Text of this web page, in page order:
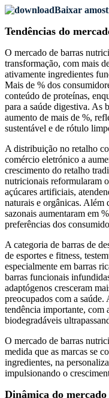
Baixar
Tendências do
O mercado de barras
transformação, com mais
ativamente ingredientes
Mais de % dos
conteúdo de proteínas,
para a saúde digestiva. As
aumento de mais de %,
sustentável e de rótulo
A distribuição no retalho
comércio eletrónico a
crescimento do retalho
nutricionais reformularam
açúcares artificiais,
naturais e orgânicas. Além
sazonais aumentaram em
preferências dos
A categoria de barras de
de esportes e fitness,
especialmente em barras
barras funcionais
adaptógenos cresceram
preocupados com a saúde.
tendência importante, com
biodegradáveis
O mercado de barras
medida que as marcas se
ingredientes, na
impulsionando o
Dinâmica do